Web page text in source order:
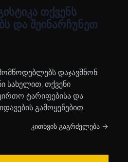
თქვენს
და შეინარჩუნეთ
დაჯავშნონ
სახელით, თქვენი
ტარიფებისა და
გამოყენებით.
კითხვის გაგრძელება →